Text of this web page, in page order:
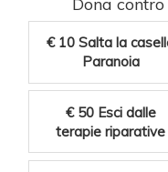
€ 10 Salta la
Paranoia
€ 50 Esci dalle
terapie riparative